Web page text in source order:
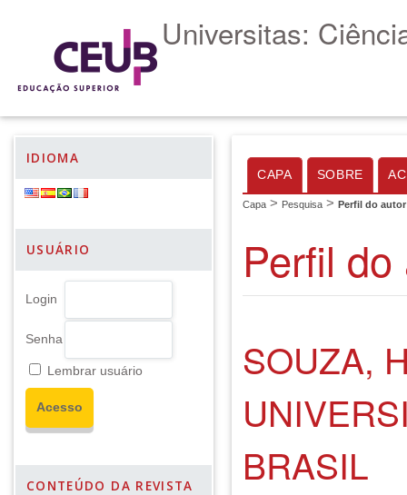
Universitas:
IDIOMA
USUÁRIO
Login
Senha
Lembrar usuário
CONTEÚDO DA REVISTA
CAPA SOBRE
Capa > Pesquisa > Perfil do autor
Perfil
SOUZA,
BRASIL